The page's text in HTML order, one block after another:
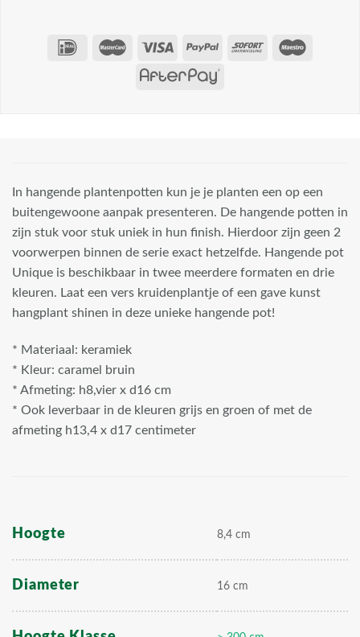
In hangende plantenpotten kun je je planten een op een
buitengewoone aanpak presenteren. De hangende potten in
zijn stuk voor stuk uniek in hun finish. Hierdoor zijn geen 2
voorwerpen binnen de serie exact hetzelfde. Hangende pot
Unique is beschikbaar in twee meerdere formaten en drie
kleuren. Laat een vers kruidenplantje of een gave kunst
hangplant shinen in deze unieke hangende pot!
* Materiaal: keramiek
* Kleur: caramel bruin
* Afmeting: h8,vier x d16 cm
* Ook leverbaar in de kleuren grijs en groen of met de
afmeting h13,4 x d17 centimeter
Hoogte 8,4 cm
Diameter 16 cm